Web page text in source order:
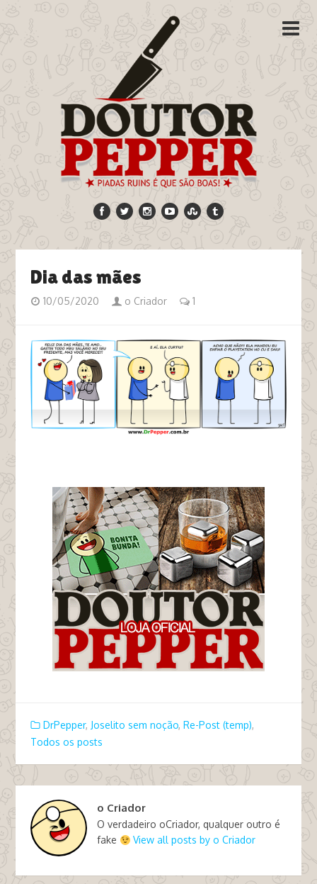
Dia das mães
10/05/2020 o Criador 1
DrPepper, Joselito sem noção, Re-Post (temp),
Todos os posts
o Criador
O verdadeiro oCriador, qualquer outro é
fake
View all posts by o Criador